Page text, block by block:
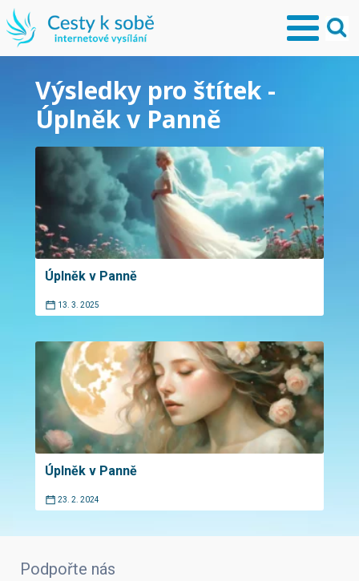
Výsledky pro štítek -
Úplněk v Panně
Úplněk v Panně
13. 3. 2025
Úplněk v Panně
23. 2. 2024
Podpořte nás